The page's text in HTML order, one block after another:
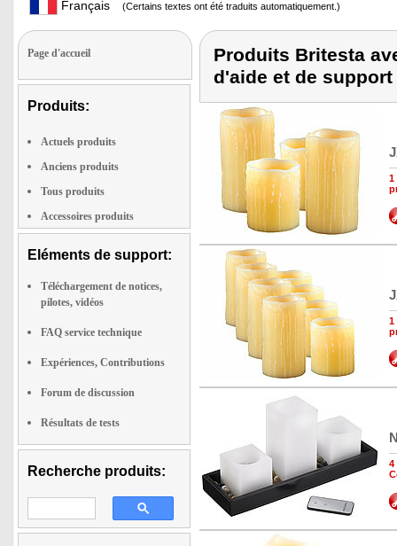
Français (Certains textes ont été traduits automatiquement.)
Page d'accueil
Produits:
Actuels produits
Anciens produits
Tous produits
Accessoires produits
Eléments de support:
Téléchargement de notices,
pilotes, vidéos
FAQ service technique
Expériences, Contributions
Forum de discussion
Résultats de tests
Recherche produits:
Produits Britesta
d'aide et de support
1
1
4